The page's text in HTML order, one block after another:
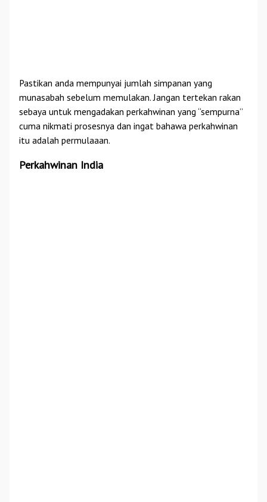
Pastikan anda mempunyai jumlah simpanan yang
munasabah sebelum memulakan. Jangan tertekan rakan
sebaya untuk mengadakan perkahwinan yang “sempurna”
cuma nikmati prosesnya dan ingat bahawa perkahwinan
itu adalah permulaaan.
Perkahwinan India